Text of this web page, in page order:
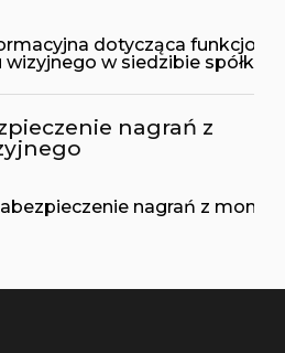
dotycząca
w siedzibie spółki
nagrań z
nagrań z